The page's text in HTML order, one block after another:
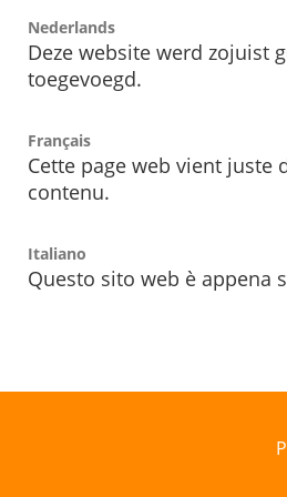
Nederlands
Deze website werd zojuist
toegevoegd.
Français
Cette page web vient juste
contenu.
Italiano
Questo sito web è appena